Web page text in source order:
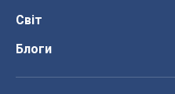
Світ
Блоги